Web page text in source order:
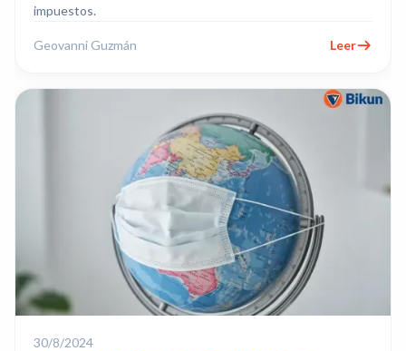
impuestos.
Geovanni Guzmán Leer
30/8/2024